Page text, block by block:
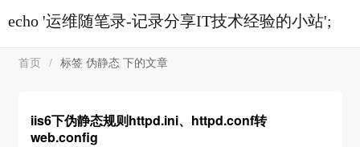
echo '运维随笔录-记录分享IT技术经验的小站';
首页 / 标签 伪静态 下的文章
iis6下伪静态规则httpd.ini、httpd.conf转
web.config